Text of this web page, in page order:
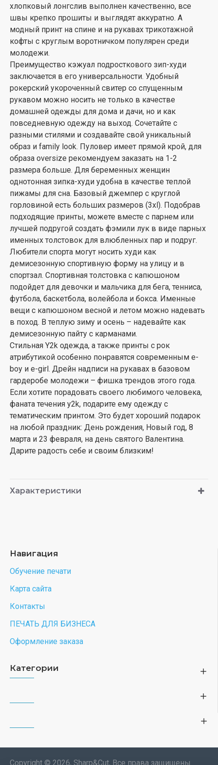
хлопковый лонгслив выполнен качественно, все
швы крепко прошиты и выглядят аккуратно. А
модный принт на спине и на рукавах трикотажной
кофты с круглым воротничком популярен среди
молодежи.
Преимущество кэжуал подросткового зип-худи
заключается в его универсальности. Удобный
рокерский укороченный свитер со спущенным
рукавом можно носить не только в качестве
домашней одежды для дома и дачи, но и как
повседневную одежду на выход. Сочетайте с
разными стилями и создавайте свой уникальный
образ и family look. Пуловер имеет прямой крой, для
образа oversize рекомендуем заказать на 1-2
размера больше. Для беременных женщин
однотонная зипка-худи удобна в качестве теплой
пижамы для сна. Базовый джемпер с круглой
горловиной есть больших размеров (3xl). Подобрав
подходящие принты, можете вместе с парнем или
лучшей подругой создать фэмили лук в виде парных
именных толстовок для влюбленных пар и подруг.
Любители спорта могут носить худи как
демисезонную спортивную форму на улицу и в
спортзал. Спортивная толстовка с капюшоном
подойдет для девочки и мальчика для бега, тенниса,
футбола, баскетбола, волейбола и бокса. Именные
вещи с капюшоном весной и летом можно надевать
в поход. В теплую зиму и осень – надевайте как
демисезонную пайту с карманами.
Стильная Y2k одежда, а также принты с рок
атрибутикой особенно понравятся современным e-
boy и e-girl. Дрейн надписи на рукавах в базовом
гардеробе молодежи – фишка трендов этого года.
Если хотите порадовать своего любимого человека,
фаната течения y2k, подарите ему одежду с
тематическим принтом. Это будет хороший подарок
на любой праздник: День рождения, Новый год, 8
марта и 23 февраля, на день святого Валентина.
Дарите радость себе и своим близким!
Характеристики
Навигация
Обучение печати
Карта сайта
Контакты
ПЕЧАТЬ ДЛЯ БИЗНЕСА
Оформление заказа
Категории
Copyright © 2026, Sharp&Cut, Все права защищены